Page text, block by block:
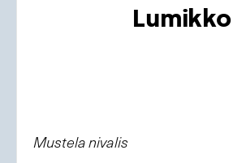
Lumikko
Mustela nivalis